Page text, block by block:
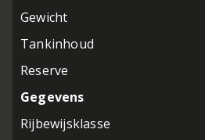
Gewicht
Tankinhoud
Reserve
Gegevens
Rijbewijsklasse